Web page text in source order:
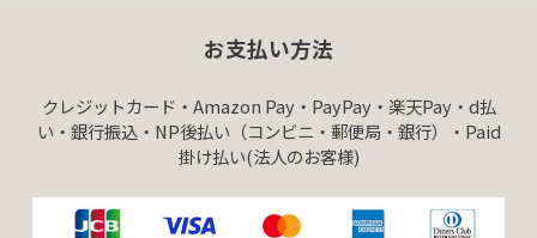
お支払い方法
クレジットカード・Amazon Pay・PayPay・楽天Pay・d払
い・銀行振込・NP後払い（コンビニ・郵便局・銀行）・Paid
掛け払い(法人のお客様)